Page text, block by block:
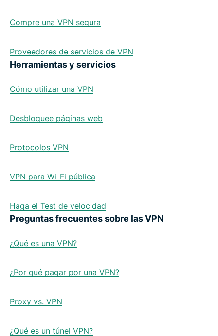
Compre una VPN segura
Proveedores de servicios de VPN
Herramientas y servicios
Cómo utilizar una VPN
Desbloquee páginas web
Protocolos VPN
VPN para Wi-Fi pública
Haga el Test de velocidad
Preguntas frecuentes sobre las VPN
¿Qué es una VPN?
¿Por qué pagar por una VPN?
Proxy vs. VPN
¿Qué es un túnel VPN?